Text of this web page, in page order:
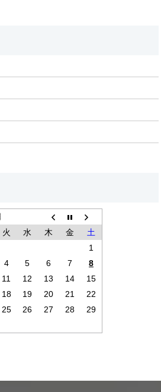
火 水 木 金
土
1
4 5 6 7
8
11 12 13 14
15
18 19 20 21
22
25 26 27 28
29